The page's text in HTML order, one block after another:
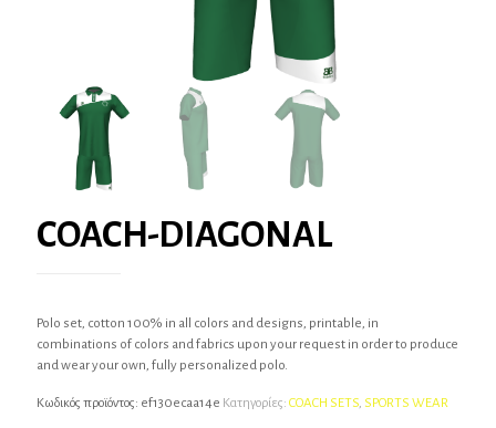
COACH-DIAGONAL
Polo set, cotton 100% in all colors and designs, printable, in
combinations of colors and fabrics upon your request in order to produce
and wear your own, fully personalized polo.
Κωδικός προϊόντος: ef130ecaa14e Κατηγορίες: COACH SETS, SPORTS WEAR